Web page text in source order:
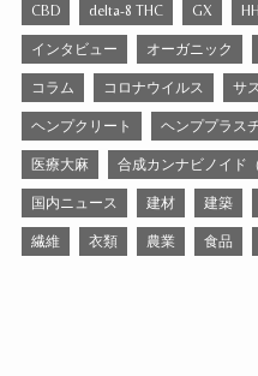
CBD delta-8 THC GX
インタビュー オーガニック
コラム コロナウイルス サ
ヘンプクリート ヘンププラス
医療大麻 合成カンナビノイド
国内ニュース 建材 建築
繊維 衣類 農業 食品